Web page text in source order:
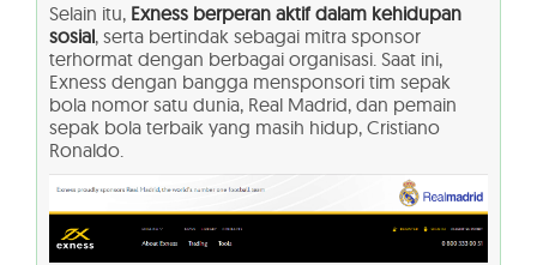
Selain itu, Exness berperan aktif dalam kehidupan
sosial, serta bertindak sebagai mitra sponsor
terhormat dengan berbagai organisasi. Saat ini,
Exness dengan bangga mensponsori tim sepak
bola nomor satu dunia, Real Madrid, dan pemain
sepak bola terbaik yang masih hidup, Cristiano
Ronaldo.